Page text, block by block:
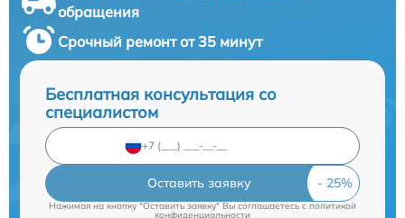
обращения
Срочный ремонт от 35 минут
Бесплатная консультация со
специалистом
Оставить заявку
Нажимая на кнопку "Оставить заявку" Вы соглашаетесь cполитикой
конфиденциальности